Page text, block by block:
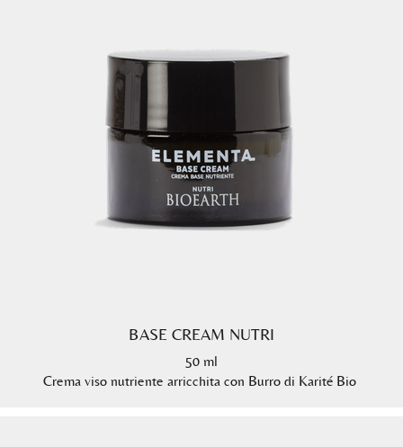
BASE CREAM NUTRI
50 ml
Crema viso nutriente arricchita con Burro di Karité Bio